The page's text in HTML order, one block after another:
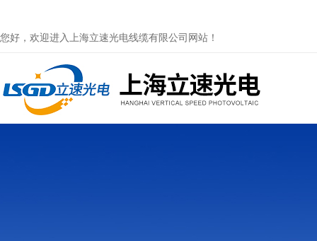
您好，欢迎进入上海立速光电线缆有限公司网站！